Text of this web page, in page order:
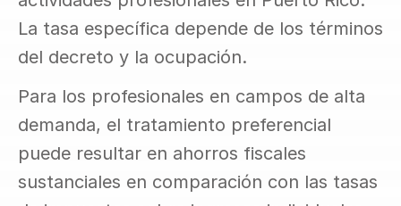
La tasa específica depende de los términos
del decreto y la ocupación.
Para los profesionales en campos de alta
demanda, el tratamiento preferencial
puede resultar en ahorros fiscales
sustanciales en comparación con las tasas